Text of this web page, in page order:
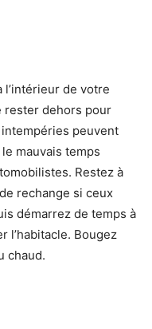
l’intérieur de votre
rester dehors pour
peuvent
mauvais temps
Restez à
rechange si ceux
démarrez de temps à
l’habitacle. Bougez
chaud.